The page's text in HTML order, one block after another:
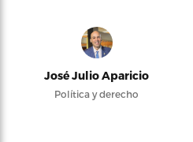
José Julio Aparicio
Política y derecho